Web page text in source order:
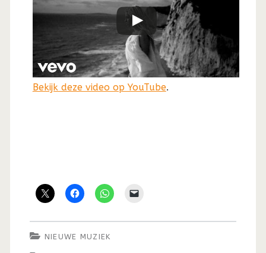
Bekijk deze video op YouTube.
NIEUWE MUZIEK